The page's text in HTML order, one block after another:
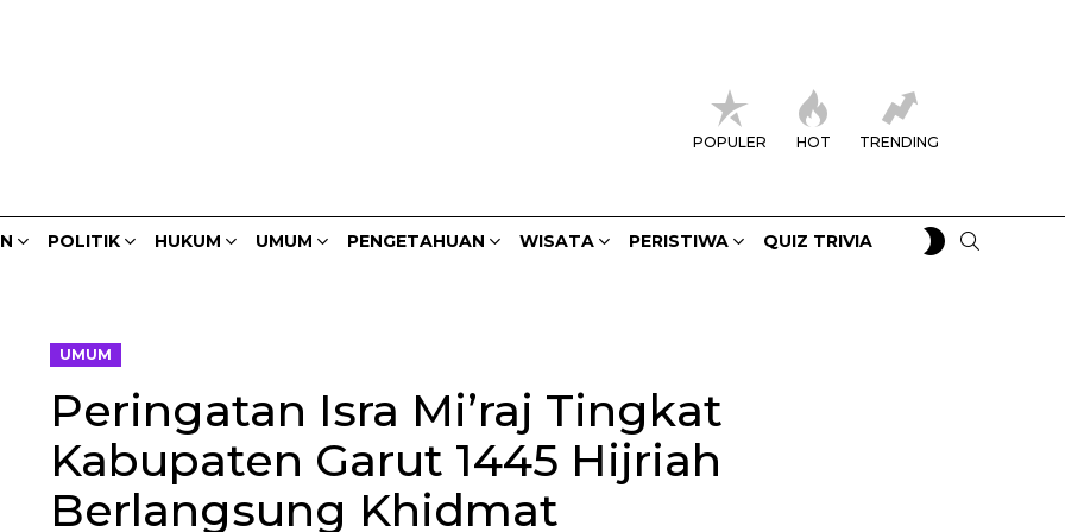
POPULER HOT TRENDING
POLITIK HUKUM UMUM PENGETAHUAN WISATA PERISTIWA QUIZ TRIVIA
SWITCH
SKIN
UMUM
Peringatan Isra Mi’raj Tingkat
Kabupaten Garut 1445 Hijriah
Berlangsung Khidmat